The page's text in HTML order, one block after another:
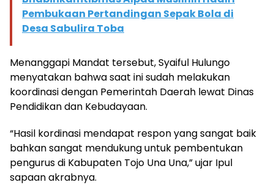
Pembukaan Pertandingan Sepak Bola di
Desa Sabulira Toba
Menanggapi Mandat tersebut, Syaiful Hulungo
menyatakan bahwa saat ini sudah melakukan
koordinasi dengan Pemerintah Daerah lewat Dinas
Pendidikan dan Kebudayaan.
“Hasil kordinasi mendapat respon yang sangat baik
bahkan sangat mendukung untuk pembentukan
pengurus di Kabupaten Tojo Una Una,” ujar Ipul
sapaan akrabnya.